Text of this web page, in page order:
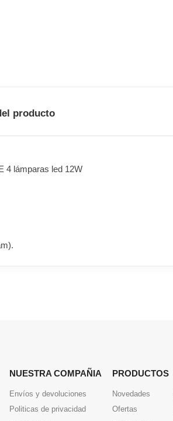
producto
4 lámparas led 12W
NUESTRA COMPAÑIA
Envíos y devoluciones
Politicas de privacidad
PRODUCTOS
Novedades
Ofertas